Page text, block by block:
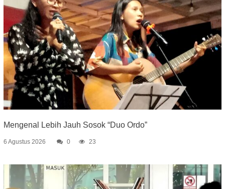
Mengenal Lebih Jauh Sosok “Duo Ordo”
6 Agustus 2026 0 23